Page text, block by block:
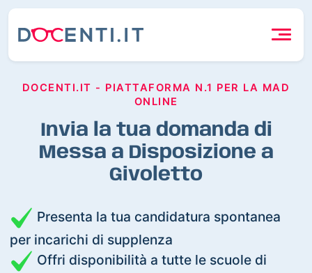
DOCENTI.IT - PIATTAFORMA N.1 PER LA MAD
ONLINE
Invia la tua domanda di
Messa a Disposizione a
Givoletto
Presenta la tua candidatura spontanea
per incarichi di supplenza
Offri disponibilità a tutte le scuole di